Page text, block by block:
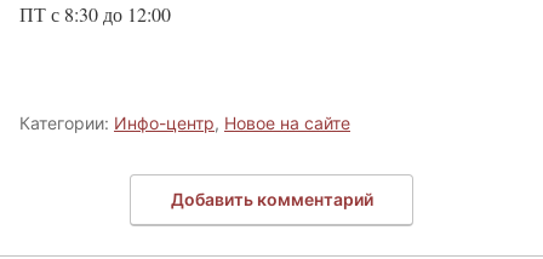
ПТ с 8:30 до 12:00
Категории: Инфо-центр, Новое на сайте
Добавить комментарий